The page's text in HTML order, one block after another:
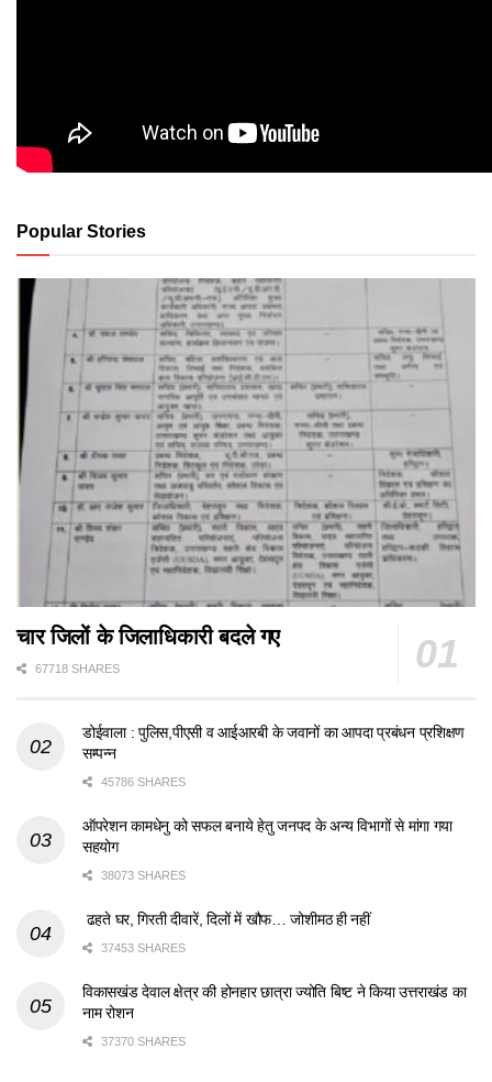
Popular Stories
चार जिलों के जिलाधिकारी बदले गए
67718 SHARES
डोईवाला : पुलिस,पीएसी व आईआरबी के जवानों का आपदा प्रबंधन प्रशिक्षण
सम्पन्न
45786 SHARES
ऑपरेशन कामधेनु को सफल बनाये हेतु जनपद के अन्य विभागों से मांगा गया
सहयोग
38073 SHARES
ढहते घर, गिरती दीवारें, दिलों में खौफ… जोशीमठ ही नहीं
37453 SHARES
विकासखंड देवाल क्षेत्र की होनहार छात्रा ज्योति बिष्ट ने किया उत्तराखंड का
नाम रोशन
37370 SHARES